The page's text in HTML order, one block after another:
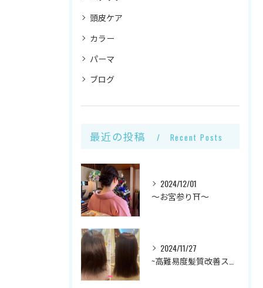
頭皮ケア
カラー
パーマ
ブログ
最近の投稿 Recent Posts
2024/12/01
～お宮参り⛩～
2024/11/27